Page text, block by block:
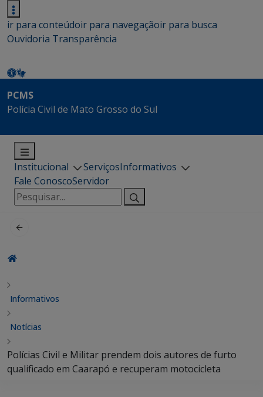
ir para conteúdoir para navegaçãoir para busca
Ouvidoria Transparência
PCMS
Polícia Civil de Mato Grosso do Sul
Institucional ServiçosInformativos
Fale ConoscoServidor
Pesquisar
por:
Informativos
Notícias
Polícias Civil e Militar prendem dois autores de furto
qualificado em Caarapó e recuperam motocicleta